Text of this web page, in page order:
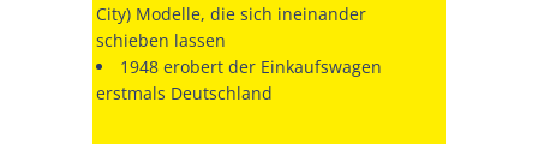
City) Modelle, die sich ineinander
schieben lassen
1948 erobert der Einkaufswagen
erstmals Deutschland